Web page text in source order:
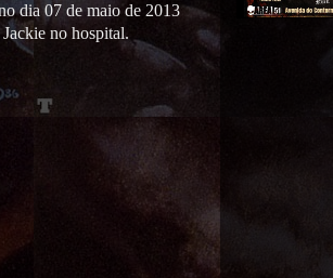
dia 07 de maio de 2013
no hospital.